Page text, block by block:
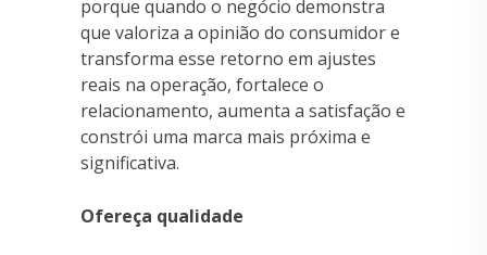
porque quando o negócio demonstra
que valoriza a opinião do consumidor e
transforma esse retorno em ajustes
reais na operação, fortalece o
relacionamento, aumenta a satisfação e
constrói uma marca mais próxima e
significativa.
Ofereça qualidade